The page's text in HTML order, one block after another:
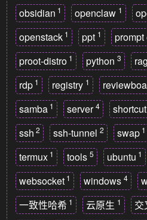
obsidian 1 openclaw 1
openstack 1 ppt 1
proot-distro 1 python 3 rag
rdp 1 registry 1
samba 1 server 4
ssh 2 ssh-tunnel 2 swap 1
termux 1 tools 5 ubuntu 1
websocket 1 windows 4
一致性哈希 1 云原生 1 交